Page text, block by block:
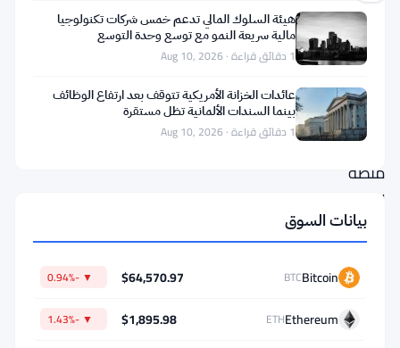
فتحت
ليدن
جديدًا
للمقترضين.
منصة
الإقراض
بالعملات
تقبل
هيئة السلوك المالي تدعم خمس شركات تكنولوجيا
مالية سريعة النمو مع توسع وحدة التوسع
1 دقائق قراءة · Aug 10, 2026
عائدات الخزانة الأمريكية تتوقف بعد ارتفاع الوظائف
بينما السندات الألمانية تظل مستقرة
1 دقائق قراءة · Aug 10, 2026
بيانات السوق
Bitcoin
BTC
$64,570.97
▼ -0.94%
Ethereum
ETH
$1,895.98
▼ -1.43%